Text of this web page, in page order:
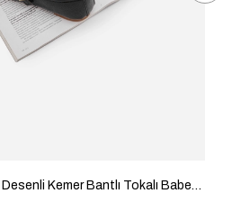
Kadın Yılan Desenli Kemer Bantlı Tokalı Babet Kadın Siyah Babet TBTBR045